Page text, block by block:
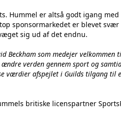
Hummel er altså godt igang
sponsormarkedet er blevet
sig ud af det endnu.
Beckham som medejer velkommen
verden gennem sport og
værdier afspejlet i Guilds tilgang til
britiske licenspartner